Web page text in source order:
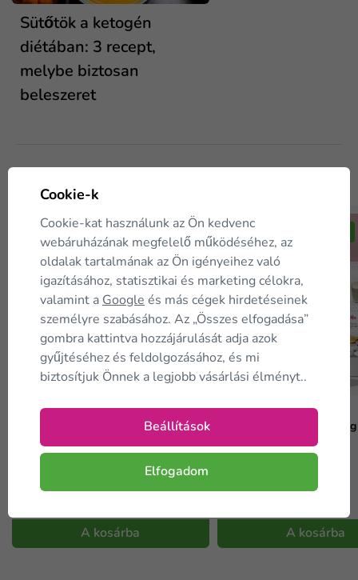
Sütőtök a ketogén
diétában: 3 recept,
melybe biztosan
beleszeret
A kosárba
1 hetes keto diéta –
KEDVEZMÉNYES kóstolócsomag
33 390 Ft
A kosárba
4 hetes ketogén diéta –
KEDVEZMÉNYES csomag
99 990 Ft
Cookie-k
Cookie-kat használunk az Ön kedvenc
webáruházának megfelelő működéséhez, az
oldalak tartalmának az Ön igényeihez való
igazításához, statisztikai és marketing célokra,
valamint a Google és más cégek hirdetéseinek
személyre szabásához. Az „Összes elfogadása”
gombra kattintva hozzájárulását adja azok
gyűjtéséhez és feldolgozásához, és mi
biztosítjuk Önnek a legjobb vásárlási élményt..
Beállítások
Elfogadom